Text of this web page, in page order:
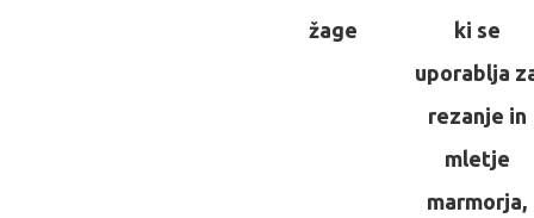
žage
ki se
uporablja
rezanje in
mletje
marmorja,